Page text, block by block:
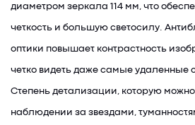
диаметром зеркала 114 мм, что
четкость и большую светосилу.
оптики повышает контрастность
четко видеть даже самые удаленные
Степень детализации, которую
наблюдении за звездами,